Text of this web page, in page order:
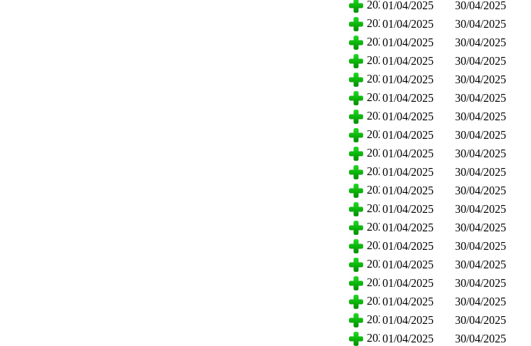
202501/04/2025 30/04/2025
202501/04/2025 30/04/2025
202501/04/2025 30/04/2025
202501/04/2025 30/04/2025
202501/04/2025 30/04/2025
202501/04/2025 30/04/2025
202501/04/2025 30/04/2025
202501/04/2025 30/04/2025
202501/04/2025 30/04/2025
202501/04/2025 30/04/2025
202501/04/2025 30/04/2025
202501/04/2025 30/04/2025
202501/04/2025 30/04/2025
202501/04/2025 30/04/2025
202501/04/2025 30/04/2025
202501/04/2025 30/04/2025
202501/04/2025 30/04/2025
202501/04/2025 30/04/2025
202501/04/2025 30/04/2025